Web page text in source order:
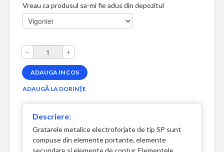
Vreau ca produsul sa-mi fie adus din depozitul
– +
Descriere:
Gratarele metalice electroforjate de tip SP sunt
compuse din elemente portante, elemente